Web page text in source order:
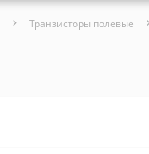
Транзисторы полевые